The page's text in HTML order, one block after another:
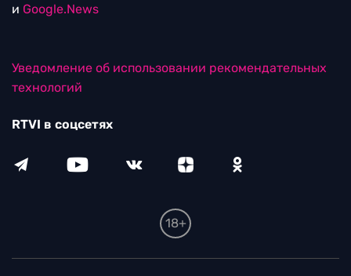
и Google.News
Уведомление об использовании рекомендательных
технологий
RTVI в соцсетях
18+